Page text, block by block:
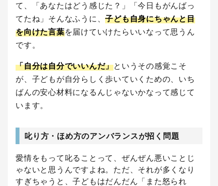
て、「あなたはどう感じた？」「今日もがんばっ
てたね」そんなふうに、子ども自身にちゃんと目
を向けた言葉を届けていけたらいいなって思うん
です。
「自分は自分でいいんだ」というその感覚こそ
が、子どもが自分らしく歩いていくための、いち
ばんの安心材料になるんじゃないかなって感じて
います。
叱り方・ほめ方のアンバランスが招く問題
愛情をもって叱ることって、ぜんぜん悪いことじ
ゃないと思うんですよね。ただ、それが多くなり
すぎちゃうと、子どもはだんだん「また怒られ